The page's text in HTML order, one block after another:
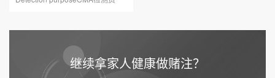
继续拿家人健康做赌注？